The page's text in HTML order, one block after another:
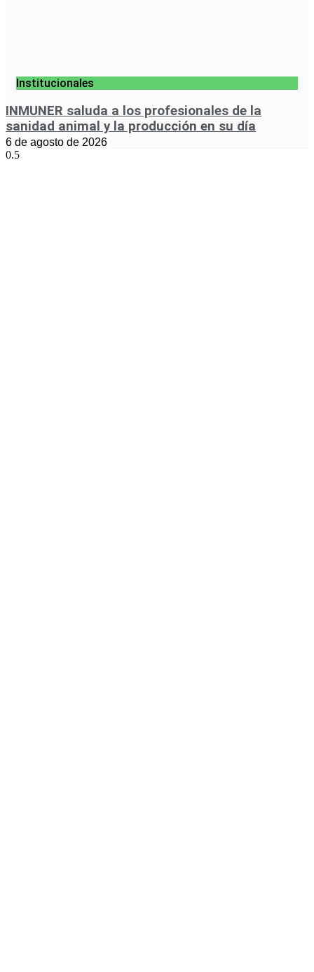
Institucionales
INMUNER saluda a los profesionales de la
sanidad animal y la producción en su día
6 de agosto de 2026